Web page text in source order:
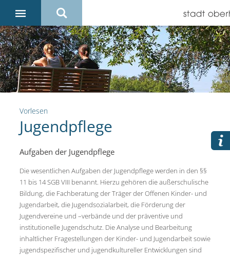
Vorlesen
Jugendpflege
Aufgaben der Jugendpflege
Die wesentlichen Aufgaben der Jugendpflege werden in den §§
11 bis 14 SGB VIII benannt. Hierzu gehören die außerschulische
Bildung, die Fachberatung der Träger der Offenen Kinder- und
Jugendarbeit, die Jugendsozialarbeit, die Förderung der
Jugendvereine und –verbände und der präventive und
institutionelle Jugendschutz. Die Analyse und Bearbeitung
inhaltlicher Fragestellungen der Kinder- und Jugendarbeit sowie
jugendspezifischer und jugendkultureller Entwicklungen sind